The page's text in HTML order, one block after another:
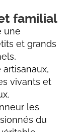
familial
une
et grands
vivants et
les
du